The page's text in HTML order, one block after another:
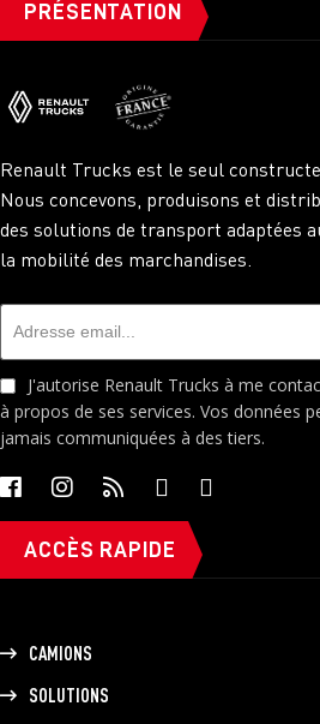
PRÉSENTATION
Renault Trucks est le seul
Nous concevons, produisons et
des solutions de transport adaptées
la mobilité des marchandises.
J'autorise Renault Trucks à me
à propos de ses services. Vos données
jamais communiquées à des tiers.
ACCÈS RAPIDE
CAMIONS
SOLUTIONS